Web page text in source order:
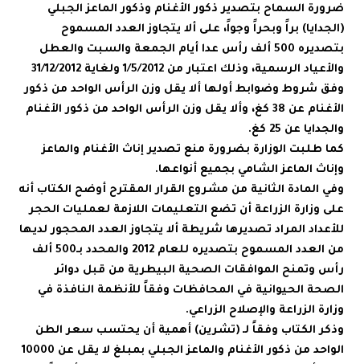
ضرورة السماح بتصدير ذكور الأغنام وذكور الماعز الجبلي
(الجدايا) براً وبحراً وجواً، على ألا يتجاوز العدد المسموح
بتصديره 500 ألف رأس عدا أيام الجمعة والسبت والعطل
والأعياد الرسمية، وذلك اعتبار من 1/5/2012 ولغاية 31/12/2012
وفق شروط وضوابط أولها ألا يقل وزن الرأس الواحد من ذكور
الأغنام عن 38 كغ، وألا يقل وزن الرأس الواحد من ذكور الأغنام
والجدايا عن 25 كغ.
كما طلبت الوزارة بضرورة منع تصدير إناث الأغنام والماعز
وإناث الماعز الشامي بجميع أنواعها.
وفي المادة الثانية من مشروع القرار المقترح أوضح الكتاب أنه
على وزارة الزراعة أن تضع التعليمات اللازمة لعمليات الحجر
للأعداد المراد تصديرها شريطة ألا يتجاوز العدد المحجور لديها
من العدد المسموح بتصديره للعام 2012 والمحدد بـ500 ألف
رأس وتمنح الموافقات الصحية البيطرية من قبل دوائر
الصحة الحيوانية في المحافظات وفقاً للأنظمة النافذة في
وزارة الزراعة والإصلاح الزراعي.
وذكر الكتاب وفقاً لـ (تشرين) أهمية أن يحتسب سعر الطن
الواحد من ذكور الأغنام والماعز الجبلي بمبلغ لا يقل عن 10000